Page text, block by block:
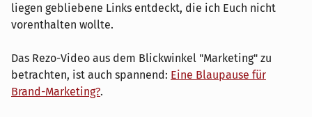
liegen gebliebene Links entdeckt, die ich Euch nicht
vorenthalten wollte.
Das Rezo-Video aus dem Blickwinkel "Marketing" zu
betrachten, ist auch spannend: Eine Blaupause für
Brand-Marketing?.